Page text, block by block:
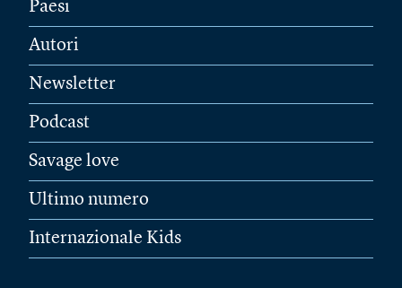
Paesi
Autori
Newsletter
Podcast
Savage love
Ultimo numero
Internazionale Kids